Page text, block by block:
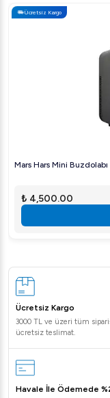
Ücretsiz Kargo
Mars Hars Mini
₺ 4,500.00
Ücretsiz Kargo
3000 TL ve üzeri tüm
ücretsiz teslimat.
Havale İle Ödemede